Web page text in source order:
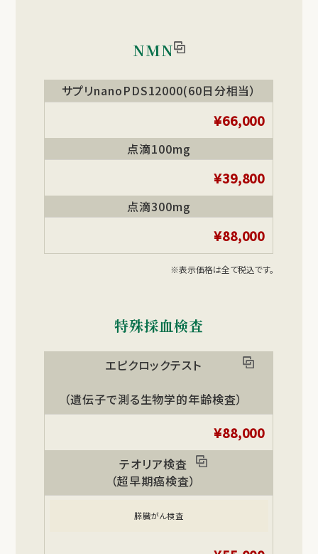
NMN
サプリnanoPDS12000(60日分相当）
¥66,000
点滴100mg
¥39,800
点滴300mg
¥88,000
※表示価格は全て税込です。
特殊採血検査
エピクロックテスト
（遺伝子で測る生物学的年齢検査）
¥88,000
テオリア検査
（超早期癌検査）
膵臓がん検査